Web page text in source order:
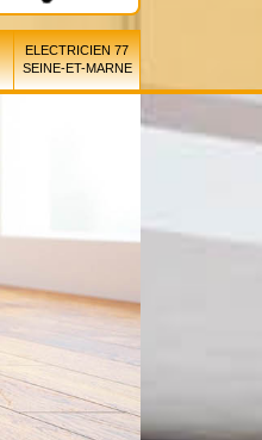
ELECTRICIEN 77
SEINE-ET-MARNE